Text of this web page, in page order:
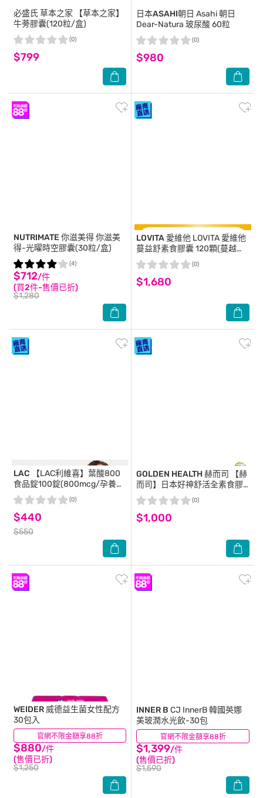
必盛氏 草本之家 【草本之家】
牛蒡膠囊(120粒/盒)
$799
(0)
日本ASAHI朝日 Asahi 朝日
Dear-Natura 玻尿酸 60粒
$980
(0)
NUTRIMATE 你滋美得你滋美
得-光曜時空膠囊(30粒/盒)
$712/件
(買2件-售價已折)
$1,280
(4)
LOVITA 愛維他 LOVITA 愛維他
蔓益舒素食膠囊 120顆(蔓越莓
前花青素 甘露糖 益生菌 私密保
養)
$1,680
(0)
LAC 【LAC利維喜】葉酸800
食品錠100錠(800mcg/孕養調
理/素食錠劑)
$440
$550
(0)
GOLDEN HEALTH 赫而司
【赫
而司】日本好神舒活全素食膠
囊(60顆*1罐)高單位GABA好眠
胺基酸甘胺酸+色胺酸+紅海藻
鈣鎂 幫助入睡
$1,000
(0)
官網不限金額享88折
WEIDER 威德益生菌女性配方
30包入
$880/件
(售價已折)
$1,250
(0) 官網不限金額享88折
INNER B CJ InnerB 韓國英娜
美玻潤水光飲-30包
$1,399/件
(售價已折)
$1,590
(0)